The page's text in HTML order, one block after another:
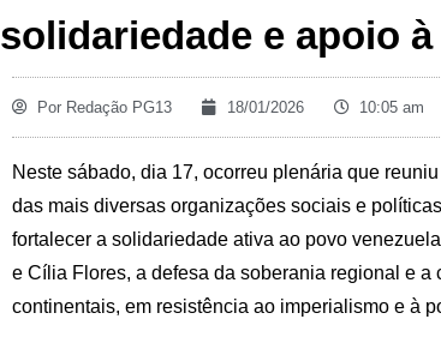
solidariedade e apoio à
Por Redação PG13 18/01/2026 10:05 am
Neste sábado, dia 17, ocorreu plenária que
das mais diversas organizações sociais e
fortalecer a solidariedade ativa ao povo
e Cília Flores, a defesa da soberania regional e
continentais, em resistência ao imperialismo e à